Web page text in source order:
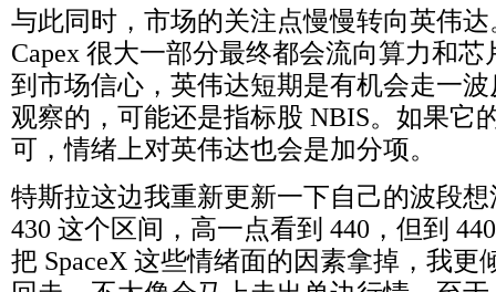
与此同时，市场的关注点慢慢转向英伟
Capex 很大一部分最终都会流向算力和
到市场信心，英伟达短期是有机会走一
观察的，可能还是指标股 NBIS。如果它
可，情绪上对英伟达也会是加分项。
特斯拉这边我重新更新一下自己的波段
430 这个区间，高一点看到 440，但到
把 SpaceX 这些情绪面的因素拿掉，我更